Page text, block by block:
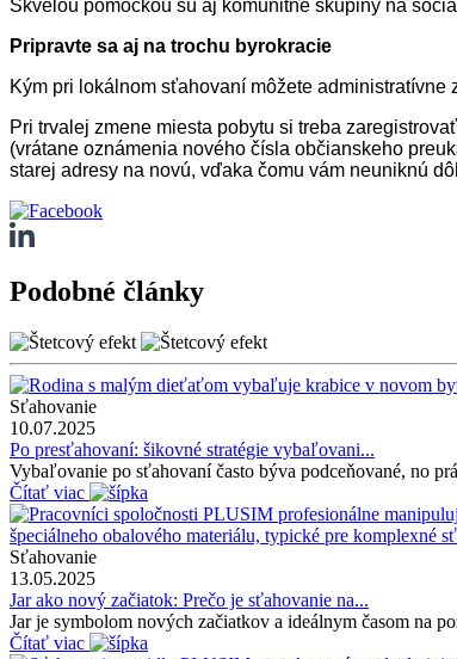
Skvelou pomôckou sú aj komunitné skupiny na
Pripravte sa aj na trochu byrokracie
Kým pri lokálnom sťahovaní môžete
Pri trvalej zmene miesta pobytu si treba
(vrátane oznámenia nového čísla občianskeho
starej adresy na novú, vďaka čomu vám neuniknú
Podobné články
Sťahovanie
10.07.2025
Po presťahovaní: šikovné stratégie vybaľovani...
Vybaľovanie po sťahovaní často býva podceňované, no
Čítať viac
Sťahovanie
13.05.2025
Jar ako nový začiatok: Prečo je sťahovanie na...
Jar je symbolom nových začiatkov a ideálnym časom na
Čítať viac